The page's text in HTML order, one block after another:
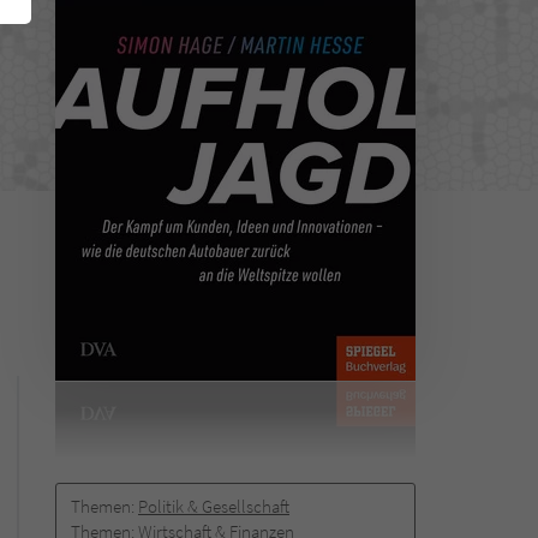
Themen: Politik & Gesellschaft
Themen: Wirtschaft & Finanzen